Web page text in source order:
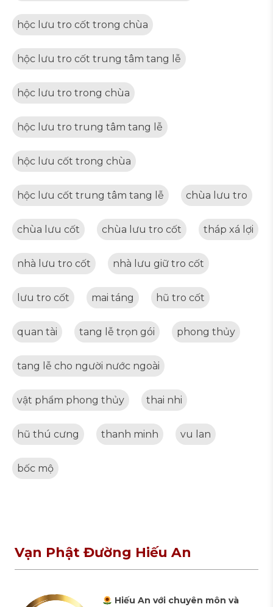
hộc lưu tro cốt trong chùa
hộc lưu tro cốt trung tâm tang lễ
hộc lưu tro trong chùa
hộc lưu tro trung tâm tang lễ
hộc lưu cốt trong chùa
hộc lưu cốt trung tâm tang lễ chùa lưu tro
chùa lưu cốt chùa lưu tro cốt tháp xá lợi
nhà lưu tro cốt nhà lưu giữ tro cốt
lưu tro cốt mai táng hũ tro cốt
quan tài tang lễ trọn gói phong thủy
tang lễ cho người nước ngoài
vật phẩm phong thủy thai nhi
hũ thú cưng thanh minh vu lan
bốc mộ
Vạn Phật Đường Hiếu An
Hiếu An với chuyên môn và